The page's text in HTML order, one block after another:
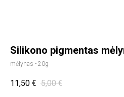
Silikono pigmentas
mėlynas - 20g
11,50 € 5,00 €